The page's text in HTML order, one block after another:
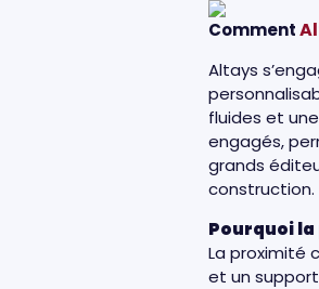
Comment
Altays
fluides et
engagés,
grands
construction.
Pourquoi la
La proximité
et un